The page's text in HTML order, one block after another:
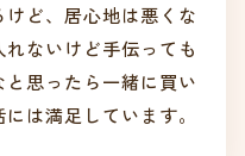
ど、居心地は悪くな
ないけど手伝っても
思ったら一緒に買い
は満足しています。